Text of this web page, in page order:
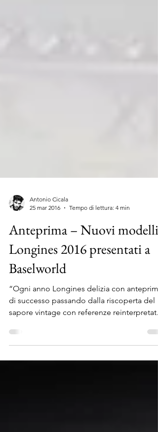
Antonio Cicala
25 mar 2016
Tempo di lettura: 4 min
Anteprima – Nuovi modelli
Longines 2016 presentati a
Baselworld
“Ogni anno Longines delizia con anteprime
nello...